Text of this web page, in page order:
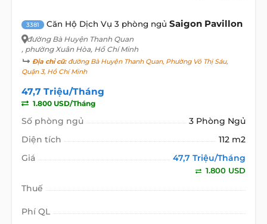
3381 Căn Hộ Dịch Vụ 3 phòng ngủ Saigon Pavillon
đường Bà Huyện Thanh Quan
, phường Xuân Hòa, Hồ Chí Minh
Địa chỉ cũ:đường Bà Huyện Thanh Quan, Phường Võ Thị Sáu,
Quận 3, Hồ Chí Minh
47,7 Triệu/Tháng
1.800 USD/Tháng
Số phòng ngủ
3 Phòng Ngủ
Diện tích
112 m2
Giá
47,7 Triệu/Tháng
1.800 USD
Thuế
Phí QL